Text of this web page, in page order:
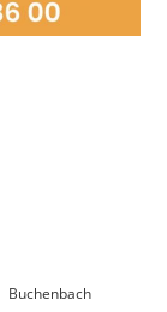
Buchenbach